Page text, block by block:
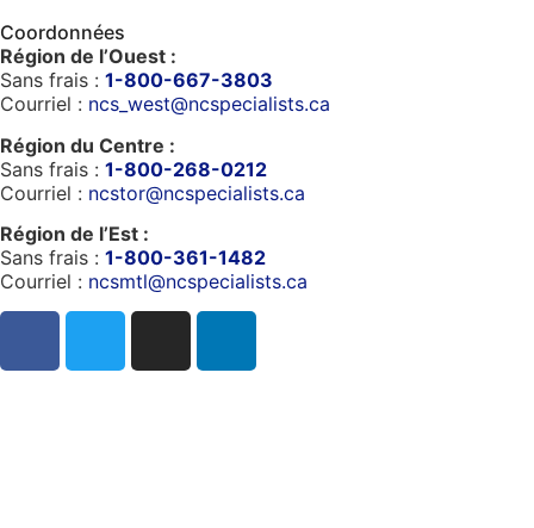
Coordonnées
Région de l’Ouest :
Sans frais : 1-800-667-3803
Courriel : ncs_west@ncspecialists.ca
Région du Centre :
Sans frais : 1-800-268-0212
Courriel : ncstor@ncspecialists.ca
Région de l’Est :
Sans frais : 1-800-361-1482
Courriel : ncsmtl@ncspecialists.ca